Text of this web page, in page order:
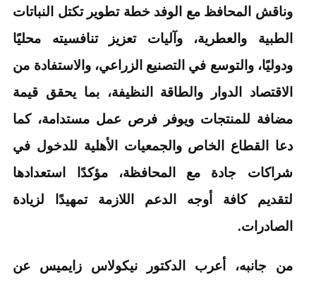
وناقش المحافظ مع الوفد خطة تطوير تكتل النباتات
الطبية والعطرية، وآليات تعزيز تنافسيته محليًا
ودوليًا، والتوسع في التصنيع الزراعي، والاستفادة من
الاقتصاد الدوار والطاقة النظيفة، بما يحقق قيمة
مضافة للمنتجات ويوفر فرص عمل مستدامة، كما
دعا القطاع الخاص والجمعيات الأهلية للدخول في
شراكات جادة مع المحافظة، مؤكدًا استعدادها
لتقديم كافة أوجه الدعم اللازمة تمهيدًا لزيادة
الصادرات.
من جانبه، أعرب الدكتور نيكولاس زايميس عن